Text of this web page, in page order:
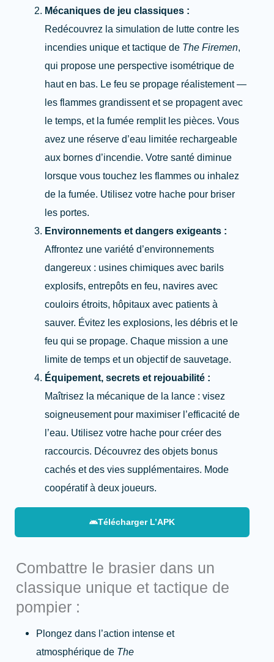
Mécaniques de jeu classiques :
Redécouvrez la simulation de lutte contre les
incendies unique et tactique de The Firemen,
qui propose une perspective isométrique de
haut en bas. Le feu se propage réalistement —
les flammes grandissent et se propagent avec
le temps, et la fumée remplit les pièces. Vous
avez une réserve d’eau limitée rechargeable
aux bornes d’incendie. Votre santé diminue
lorsque vous touchez les flammes ou inhalez
de la fumée. Utilisez votre hache pour briser
les portes.
Environnements et dangers exigeants :
Affrontez une variété d’environnements
dangereux : usines chimiques avec barils
explosifs, entrepôts en feu, navires avec
couloirs étroits, hôpitaux avec patients à
sauver. Évitez les explosions, les débris et le
feu qui se propage. Chaque mission a une
limite de temps et un objectif de sauvetage.
Équipement, secrets et rejouabilité :
Maîtrisez la mécanique de la lance : visez
soigneusement pour maximiser l’efficacité de
l’eau. Utilisez votre hache pour créer des
raccourcis. Découvrez des objets bonus
cachés et des vies supplémentaires. Mode
coopératif à deux joueurs.
Télécharger L’APK
Combattre le brasier dans un
classique unique et tactique de
pompier :
Plongez dans l’action intense et
atmosphérique de The